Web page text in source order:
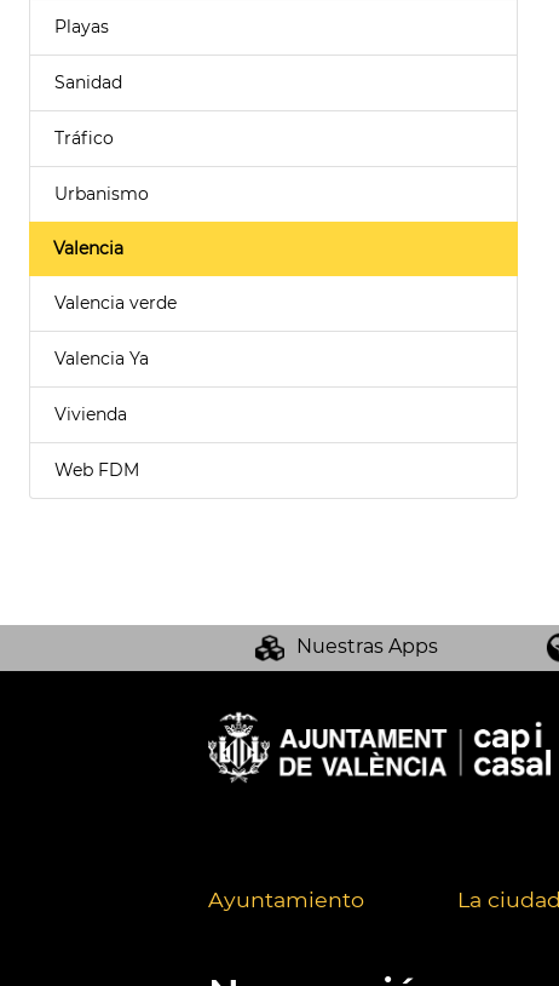
Playas
Sanidad
Tráfico
Urbanismo
Valencia
Valencia verde
Valencia Ya
Vivienda
Web FDM
Nuestras Apps
Ayuntamiento La ciudad